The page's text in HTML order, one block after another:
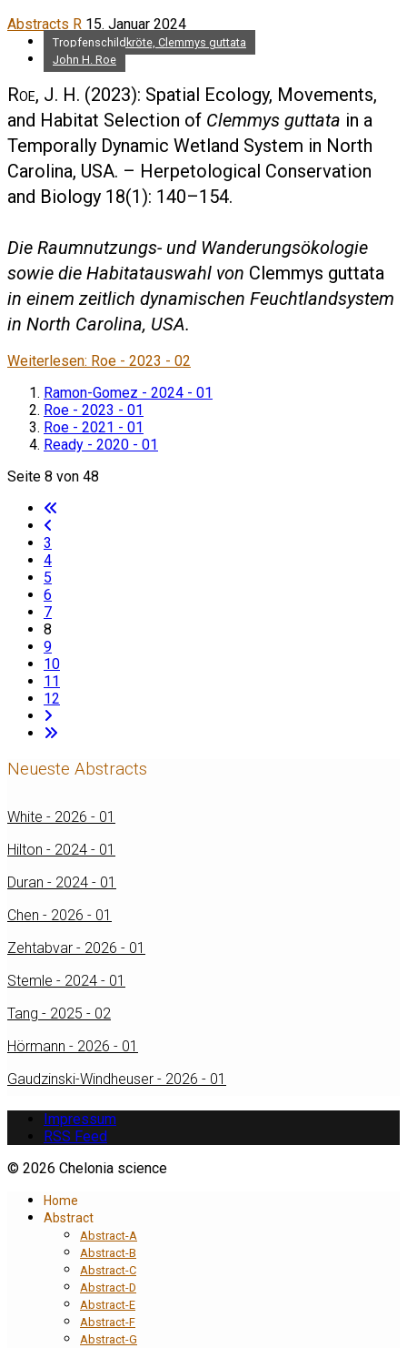
Abstracts R 15. Januar 2024
Tropfenschildkröte, Clemmys guttata
John H. Roe
Roe, J. H. (2023): Spatial Ecology, Movements,
and Habitat Selection of Clemmys guttata in a
Temporally Dynamic Wetland System in North
Carolina, USA. – Herpetological Conservation
and Biology 18(1): 140–154.
Die Raumnutzungs- und Wanderungsökologie
sowie die Habitatauswahl von Clemmys guttata
in einem zeitlich dynamischen Feuchtlandsystem
in North Carolina, USA.
Weiterlesen: Roe - 2023 - 02
Ramon-Gomez - 2024 - 01
Roe - 2023 - 01
Roe - 2021 - 01
Ready - 2020 - 01
Seite 8 von 48
3
4
5
6
7
8
9
10
11
12
Neueste Abstracts
White - 2026 - 01
Hilton - 2024 - 01
Duran - 2024 - 01
Chen - 2026 - 01
Zehtabvar - 2026 - 01
Stemle - 2024 - 01
Tang - 2025 - 02
Hörmann - 2026 - 01
Gaudzinski-Windheuser - 2026 - 01
Impressum
RSS Feed
© 2026 Chelonia science
Home
Abstract
Abstract-A
Abstract-B
Abstract-C
Abstract-D
Abstract-E
Abstract-F
Abstract-G